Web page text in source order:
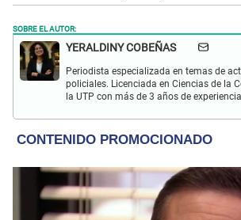
SOBRE EL AUTOR:
YERALDINY COBEÑAS
Periodista especializada en temas de
policiales. Licenciada en Ciencias de la
la UTP con más de 3 años de
en temas relacionados con misterios,
policiales.